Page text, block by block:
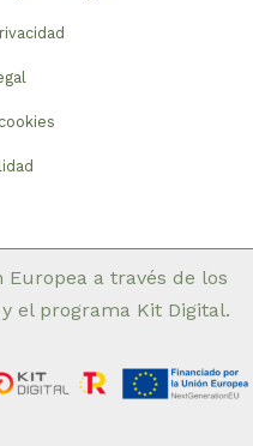
a través de los
el programa Kit Digital.